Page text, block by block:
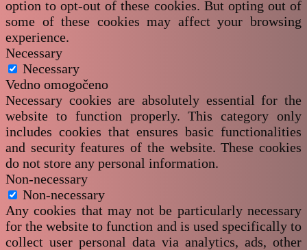
option to opt-out of these cookies. But opting out of
some of these cookies may affect your browsing
experience.
Necessary
Necessary
Vedno omogočeno
Necessary cookies are absolutely essential for the
website to function properly. This category only
includes cookies that ensures basic functionalities
and security features of the website. These cookies
do not store any personal information.
Non-necessary
Non-necessary
Any cookies that may not be particularly necessary
for the website to function and is used specifically to
collect user personal data via analytics, ads, other